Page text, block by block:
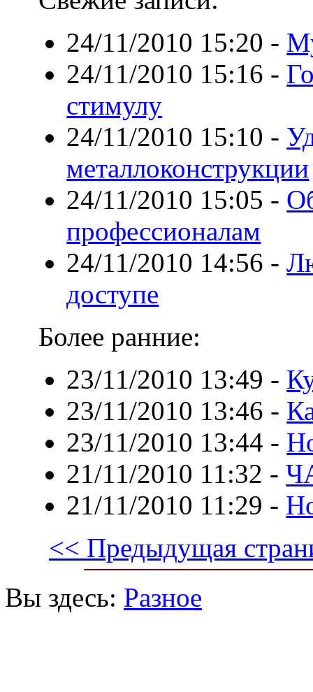
24/11/2010 15:20 -
24/11/2010 15:16 -
стимулу
24/11/2010 15:10 -
металлоконструкции
24/11/2010 15:05 -
профессионалам
24/11/2010 14:56 -
доступе
Более ранние:
23/11/2010 13:49 -
23/11/2010 13:46 -
23/11/2010 13:44 -
21/11/2010 11:32 -
21/11/2010 11:29 -
<< Предыдущая
Вы здесь: Разное